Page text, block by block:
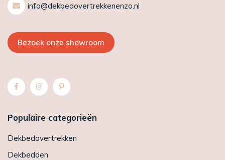
info@dekbedovertrekkenenzo.nl
Bezoek onze showroom
Populaire categorieën
Dekbedovertrekken
Dekbedden